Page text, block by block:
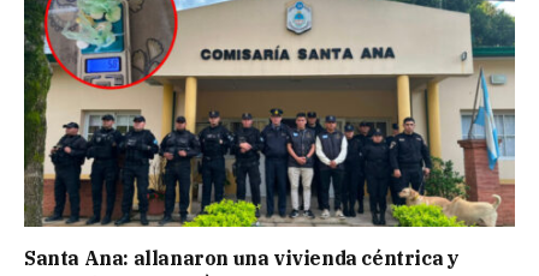
Santa Ana: allanaron una vivienda céntrica y